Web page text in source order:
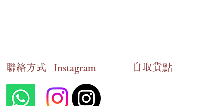
情況確認
一旦我們確認您的情況，您可以選擇以下兩
親自到以下地址領取：
顧客可以隨時以WhatsApp形式跟進最新的送
免運費優惠
​聯絡方式 Instagram 自​取貨點